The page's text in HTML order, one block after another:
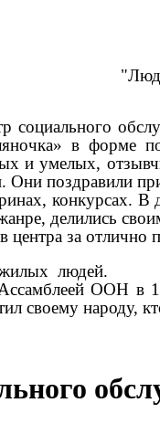
в
и умелых,
Они поздравили
конкурсах.
делились
центра за отлично
людей.
ООН в
своему народу,